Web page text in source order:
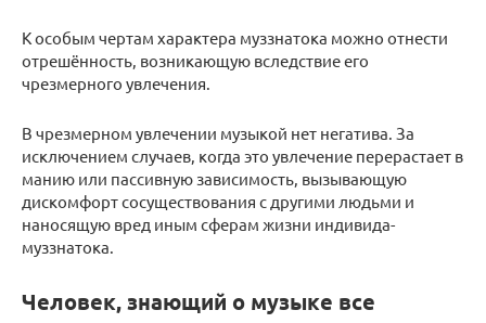
К особым чертам характера муззнатока можно отнести
отрешённость, возникающую вследствие его
чрезмерного увлечения.
В чрезмерном увлечении музыкой нет негатива. За
исключением случаев, когда это увлечение перерастает в
манию или пассивную зависимость, вызывающую
дискомфорт сосуществования с другими людьми и
наносящую вред иным сферам жизни индивида-
муззнатока.
Человек, знающий о музыке все